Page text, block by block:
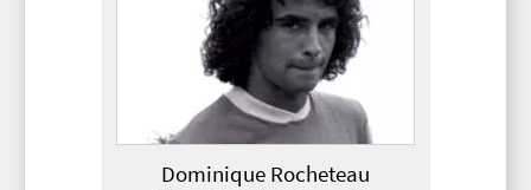
Dominique Rocheteau